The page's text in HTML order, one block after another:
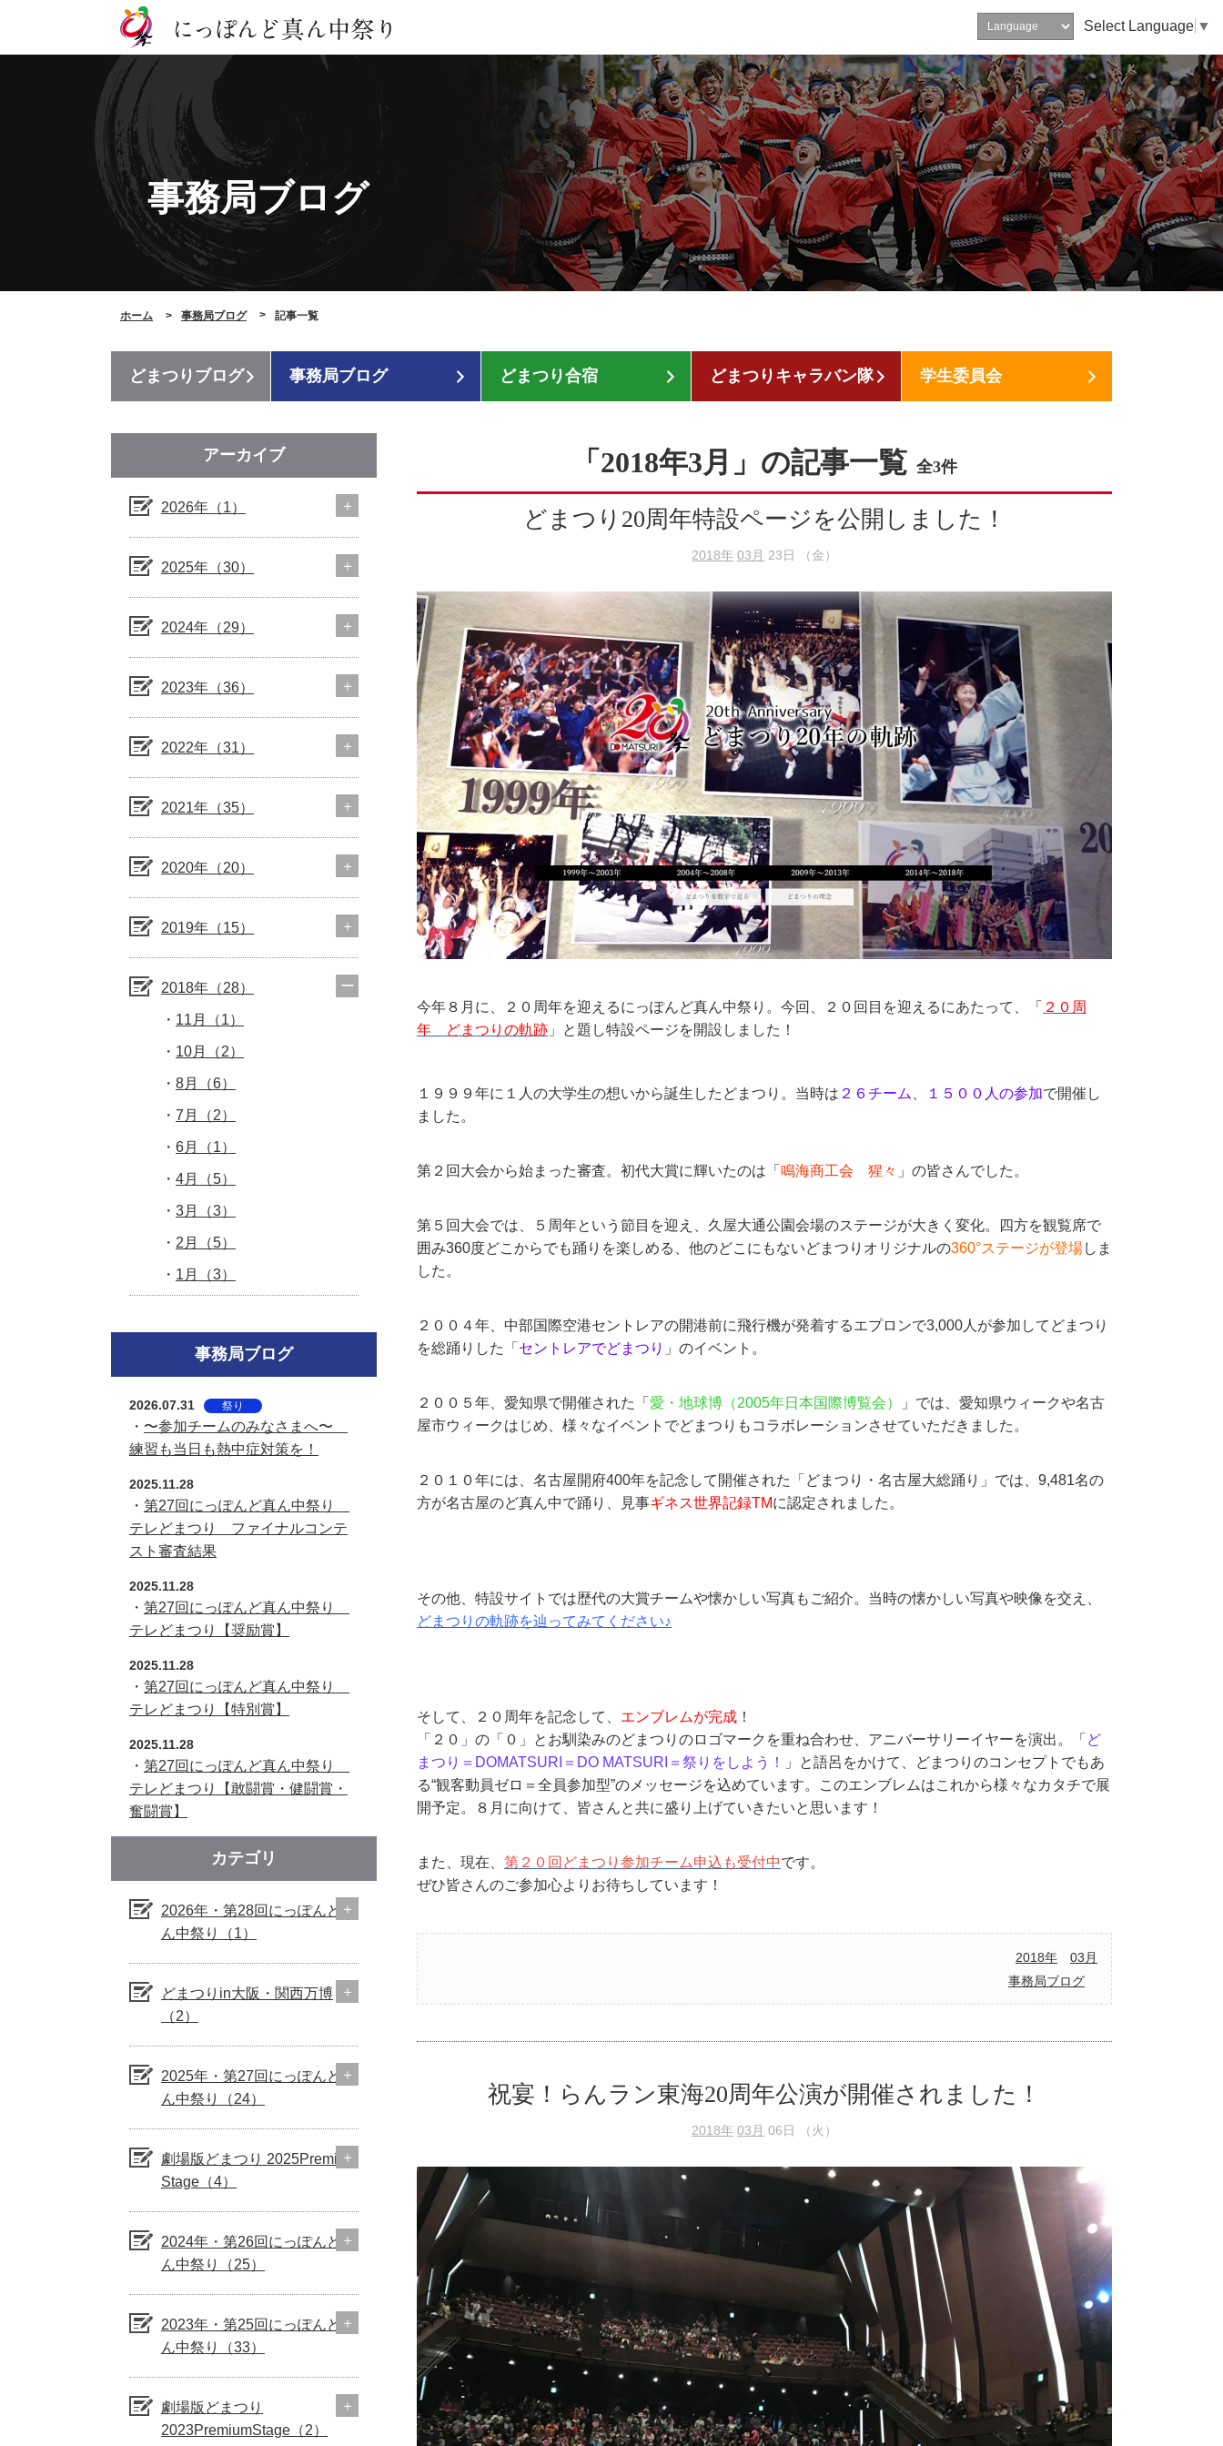
Select Language ▼
事務局ブログ
ホーム 事務局ブログ 記事一覧
どまつりブログ 事務局ブログ どまつり合宿 どまつりキャラバン隊 学生委員会
「2018年3月」の記事一覧 全3件
どまつり20周年特設ページを公開しました！
2018年 03月 23日 （金）
今年８月に、２０周年を迎えるにっぽんど真ん中祭り。今回、２０回目を迎えるにあたって、「 ２０周
年 どまつりの軌跡 」と題し特設ページを開設しました！
１９９９年に１人の大学生の想いから誕生したどまつり。当時は ２６チーム、１５００人の参加で開催し
ました。
第２回大会から始まった審査。初代大賞に輝いたのは「 鳴海商工会 猩々 」の皆さんでした。
第５回大会では、５周年という節目を迎え、久屋大通公園会場のステージが大きく変化。四方を観覧席で
囲み360度どこからでも踊りを楽しめる、他のどこにもないどまつりオリジナルの360°ステージが登場しま
した。
２００４年、中部国際空港セントレアの開港前に飛行機が発着するエプロンで3,000人が参加してどまつり
を総踊りした「 セントレアでどまつり 」のイベント。
２００５年、愛知県で開催された「 愛・地球博（2005年日本国際博覧会）
」では、愛知県ウィークや名古
屋市ウィークはじめ、様々なイベントでどまつりもコラボレーションさせていただきました。
２０１０年には、名古屋開府400年を記念して開催された「どまつり・名古屋大総踊り」では、9,481名の
方が名古屋のど真ん中で踊り、見事ギネス世界記録TMに認定されました。
その他、特設サイトでは歴代の大賞チームや懐かしい写真もご紹介。当時の懐かしい写真や映像を交え、
どまつりの軌跡を辿ってみてください♪
そして、２０周年を記念して、 エンブレムが完成 ！
「２０」の「０」とお馴染みのどまつりのロゴマークを重ね合わせ、アニバーサリーイヤーを演出。「 ど
まつり＝DOMATSURI＝DO MATSURI＝祭りをしよう！
」と語呂をかけて、どまつりのコンセプトでもあ
る“観客動員ゼロ＝全員参加型”のメッセージを込めています。このエンブレムはこれから様々なカタチで展
開予定。８月に向けて、皆さんと共に盛り上げていきたいと思います！
また、現在、 第２０回どまつり参加チーム申込も受付中です。
ぜひ皆さんのご参加心よりお待ちしています！
2018年
03月
事務局ブログ
祝宴！らんラン東海20周年公演が開催されました！
2018年 03月 06日 （火）
アーカイブ
2026年（1）
2025年（30）
2024年（29）
2023年（36）
2022年（31）
2021年（35）
2020年（20）
2019年（15）
2018年（28）
11月（1）
10月（2）
8月（6）
7月（2）
6月（1）
4月（5）
3月（3）
2月（5）
1月（3）
事務局ブログ
2026.07.31 祭り
・ 〜参加チームのみなさまへ〜
練習も当日も熱中症対策を！
2025.11.28
・ 第27回にっぽんど真ん中祭り
テレどまつり ファイナルコンテ
スト審査結果
2025.11.28
・ 第27回にっぽんど真ん中祭り
テレどまつり【奨励賞】
2025.11.28
・ 第27回にっぽんど真ん中祭り
テレどまつり【特別賞】
2025.11.28
・ 第27回にっぽんど真ん中祭り
テレどまつり【敢闘賞・健闘賞・
奮闘賞】
カテゴリ
2026年・第28回にっぽんど真
ん中祭り（1）
どまつりin大阪・関西万博
（2）
2025年・第27回にっぽんど真
ん中祭り（24）
劇場版どまつり 2025Premium
Stage（4）
2024年・第26回にっぽんど真
ん中祭り（25）
2023年・第25回にっぽんど真
ん中祭り（33）
劇場版どまつり
2023PremiumStage（2）